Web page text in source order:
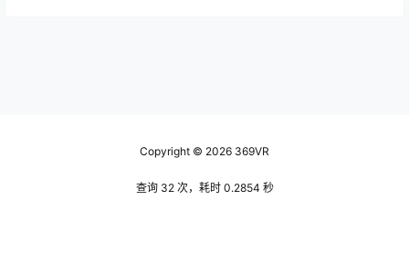
Copyright © 2026 369VR
查询 32 次，耗时 0.2854 秒